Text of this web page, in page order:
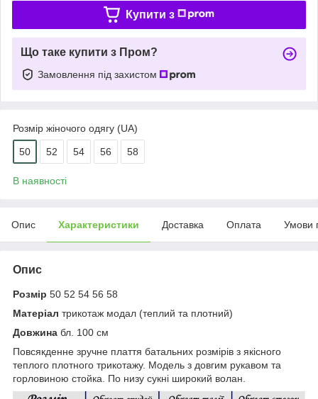
Купити з
Що таке купити з Пром?
Замовлення під захистом
Розмір жіночого одягу (UA)
50 52 54 56 58
В наявності
Опис Характеристики Доставка Оплата Умови
Опис
Розмір 50 52 54 56 58
Матеріал трикотаж модал (теплий та плотний)
Довжина бл. 100 см
Повсякденне зручне плаття батальних розмірів з якісного
теплого плотного трикотажу. Модель з довгим рукавом та
горловиною стойка. По низу сукні широкий волан.